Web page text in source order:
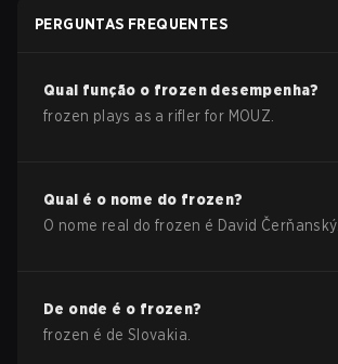
PERGUNTAS FREQUENTES
Qual função o frozen desempenha?
frozen plays as a rifler for MOUZ.
Qual é o nome do frozen?
O nome real dofrozen é David Čerňanský.
De onde é o frozen?
frozen é de Slovakia